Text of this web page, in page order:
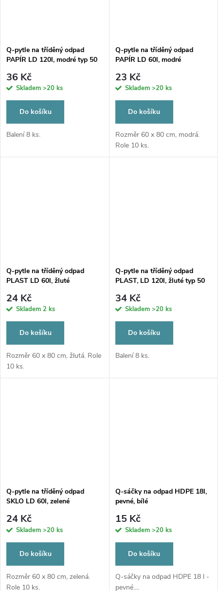
Q-pytle na tříděný odpad
PAPÍR LD 120l, modré typ 50
36 Kč
Skladem >20 ks
Do košíku
Balení 8 ks.
Q-pytle na tříděný odpad
PAPÍR LD 60l, modré
23 Kč
Skladem >20 ks
Do košíku
Rozměr 60 x 80 cm, modrá.
Role 10 ks.
Q-pytle na tříděný odpad
PLAST LD 60l, žluté
24 Kč
Skladem 2 ks
Do košíku
Rozměr 60 x 80 cm, žlutá. Role
10 ks.
Q-pytle na tříděný odpad
PLAST, LD 120l, žluté typ 50
34 Kč
Skladem >20 ks
Do košíku
Balení 8 ks.
Q-pytle na tříděný odpad
SKLO LD 60l, zelené
24 Kč
Skladem >20 ks
Do košíku
Rozměr 60 x 80 cm, zelená.
Role 10 ks.
Q-sáčky na odpad HDPE 18l,
pevné, bílé
15 Kč
Skladem >20 ks
Do košíku
Q-sáčky na odpad HDPE 18 l -
pevné....